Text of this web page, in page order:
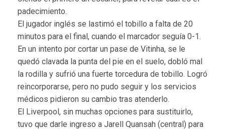
padecimiento.
El jugador inglés se lastimó el tobillo a falta de 20
minutos para el final, cuando el marcador seguía 0-1.
En un intento por cortar un pase de Vitinha, se le
quedó clavada la punta del pie en el suelo, dobló mal
la rodilla y sufrió una fuerte torcedura de tobillo. Logró
reincorporarse, pero no pudo seguir y los servicios
médicos pidieron su cambio tras atenderlo.
El Liverpool, sin muchas opciones para sustituirlo,
tuvo que darle ingreso a Jarell Quansah (central) para